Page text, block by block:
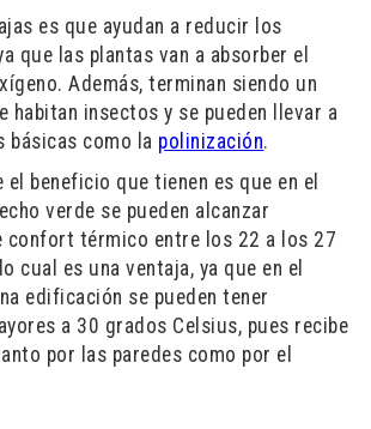
es que ayudan a reducir los
que las plantas van a absorber el
Además, terminan siendo un
habitan insectos y se pueden llevar a
básicas como la polinización.
el beneficio que tienen es que en el
verde se pueden alcanzar
confort térmico entre los 22 a los 27
cual es una ventaja, ya que en el
edificación se pueden tener
a 30 grados Celsius, pues recibe
por las paredes como por el